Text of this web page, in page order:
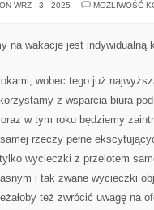
WRZ - 3 - 2025
MOŻLIWOŚĆ
na wakacje jest indywidualną
wobec tego już
z wsparcia biura
w tym roku będziemy
rzeczy pełne
wycieczki z przelotem
i tak zwane wycieczki
też zwrócić uwagę na